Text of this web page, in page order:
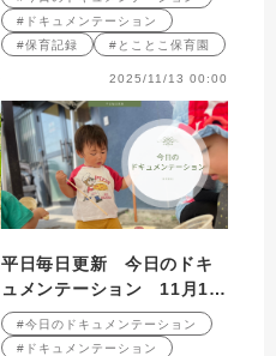
#ドキュメンテーション
#保育記録
#とことこ保育園
2025/11/13 00:00
平日毎日更新 今日のドキ
ュメンテーション 11月11
日公開
#今日のドキュメンテーション
#ドキュメンテーション